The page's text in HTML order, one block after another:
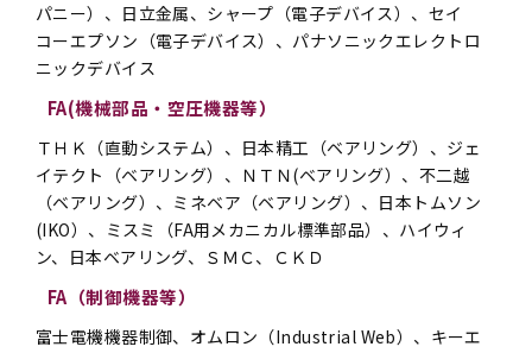
パニー）、日立金属、シャープ（電子デバイス）、セイ
コーエプソン（電子デバイス）、パナソニックエレクトロ
ニックデバイス
FA(機械部品・空圧機器等）
ＴＨＫ（直動システム）、日本精工（ベアリング）、ジェ
イテクト（ベアリング）、ＮＴＮ(ベアリング）、不二越
（ベアリング）、ミネベア（ベアリング）、日本トムソン
(IKO）、ミスミ（FA用メカニカル標準部品）、ハイウィ
ン、日本ベアリング、ＳＭＣ、ＣＫＤ
FA（制御機器等）
富士電機機器制御、オムロン（Industrial Web）、キーエ